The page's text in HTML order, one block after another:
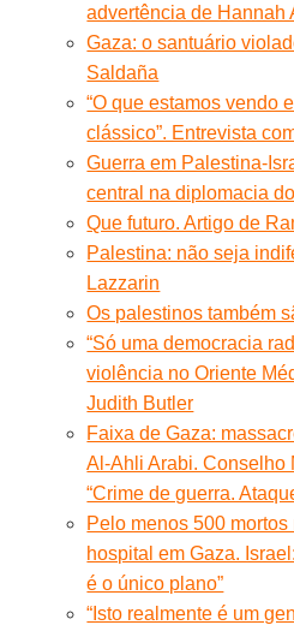
advertência de Hannah
Gaza: o santuário
Saldaña
“O que estamos vendo
clássico”. Entrevista
Guerra em Palestina-
central na diplomacia
Que futuro. Artigo de
Palestina: não seja
Lazzarin
Os palestinos também
“Só uma democracia
violência no Oriente
Judith Butler
Faixa de Gaza:
Al-Ahli Arabi. Conselho
“Crime de guerra.
Pelo menos 500
hospital em Gaza.
é o único plano”
“Isto realmente é um